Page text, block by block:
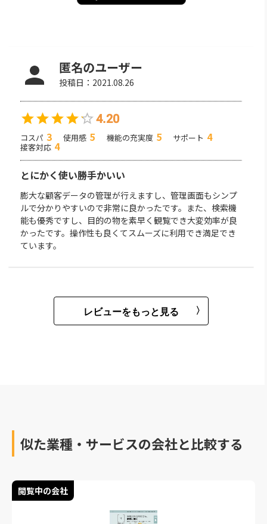
匿名のユーザー
投稿日： 2021.08.26
4.20
コスパ 3 使用感 5 機能の充実度 5 サポート 4
接客対応 4
とにかく使い勝手かいい
膨大な顧客データの管理が行えますし、管理画面もシンプ
ルで分かりやすいので非常に良かったです。また、検索機
能も優秀ですし、目的の物を素早く観覧でき大変効率が良
かったです。操作性も良くてスムーズに利用でき満足でき
ています。
レビューをもっと見る
似た業種・サービスの会社と比較する
閲覧中の会社